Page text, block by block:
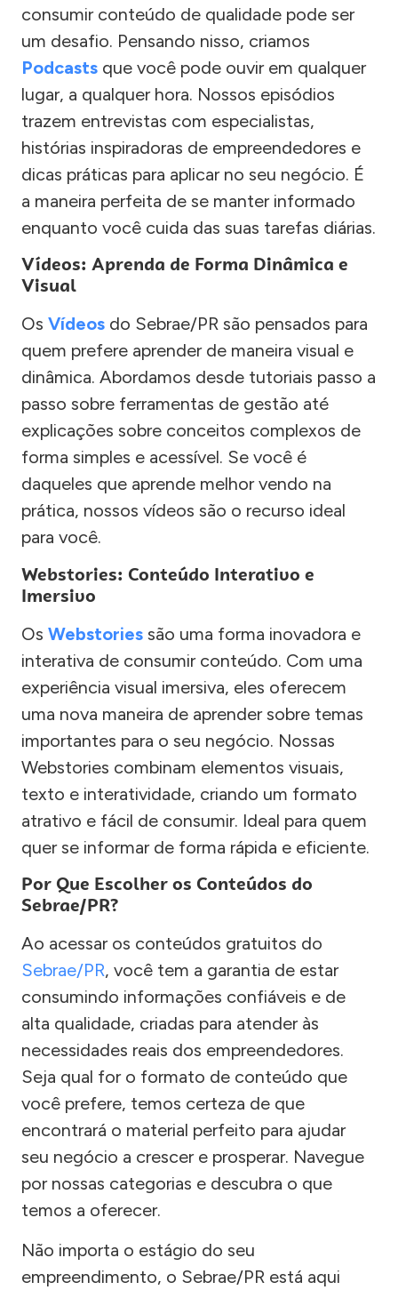
consumir conteúdo de qualidade pode ser
um desafio. Pensando nisso, criamos
Podcasts que você pode ouvir em qualquer
lugar, a qualquer hora. Nossos episódios
trazem entrevistas com especialistas,
histórias inspiradoras de empreendedores e
dicas práticas para aplicar no seu negócio. É
a maneira perfeita de se manter informado
enquanto você cuida das suas tarefas diárias.
Vídeos: Aprenda de Forma Dinâmica e
Visual
Os Vídeos do Sebrae/PR são pensados para
quem prefere aprender de maneira visual e
dinâmica. Abordamos desde tutoriais passo a
passo sobre ferramentas de gestão até
explicações sobre conceitos complexos de
forma simples e acessível. Se você é
daqueles que aprende melhor vendo na
prática, nossos vídeos são o recurso ideal
para você.
Webstories: Conteúdo Interativo e
Imersivo
Os Webstories são uma forma inovadora e
interativa de consumir conteúdo. Com uma
experiência visual imersiva, eles oferecem
uma nova maneira de aprender sobre temas
importantes para o seu negócio. Nossas
Webstories combinam elementos visuais,
texto e interatividade, criando um formato
atrativo e fácil de consumir. Ideal para quem
quer se informar de forma rápida e eficiente.
Por Que Escolher os Conteúdos do
Sebrae/PR?
Ao acessar os conteúdos gratuitos do
Sebrae/PR, você tem a garantia de estar
consumindo informações confiáveis e de
alta qualidade, criadas para atender às
necessidades reais dos empreendedores.
Seja qual for o formato de conteúdo que
você prefere, temos certeza de que
encontrará o material perfeito para ajudar
seu negócio a crescer e prosperar. Navegue
por nossas categorias e descubra o que
temos a oferecer.
Não importa o estágio do seu
empreendimento, o Sebrae/PR está aqui